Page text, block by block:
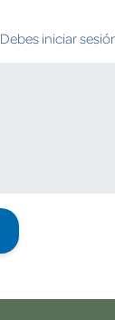
Debes iniciar